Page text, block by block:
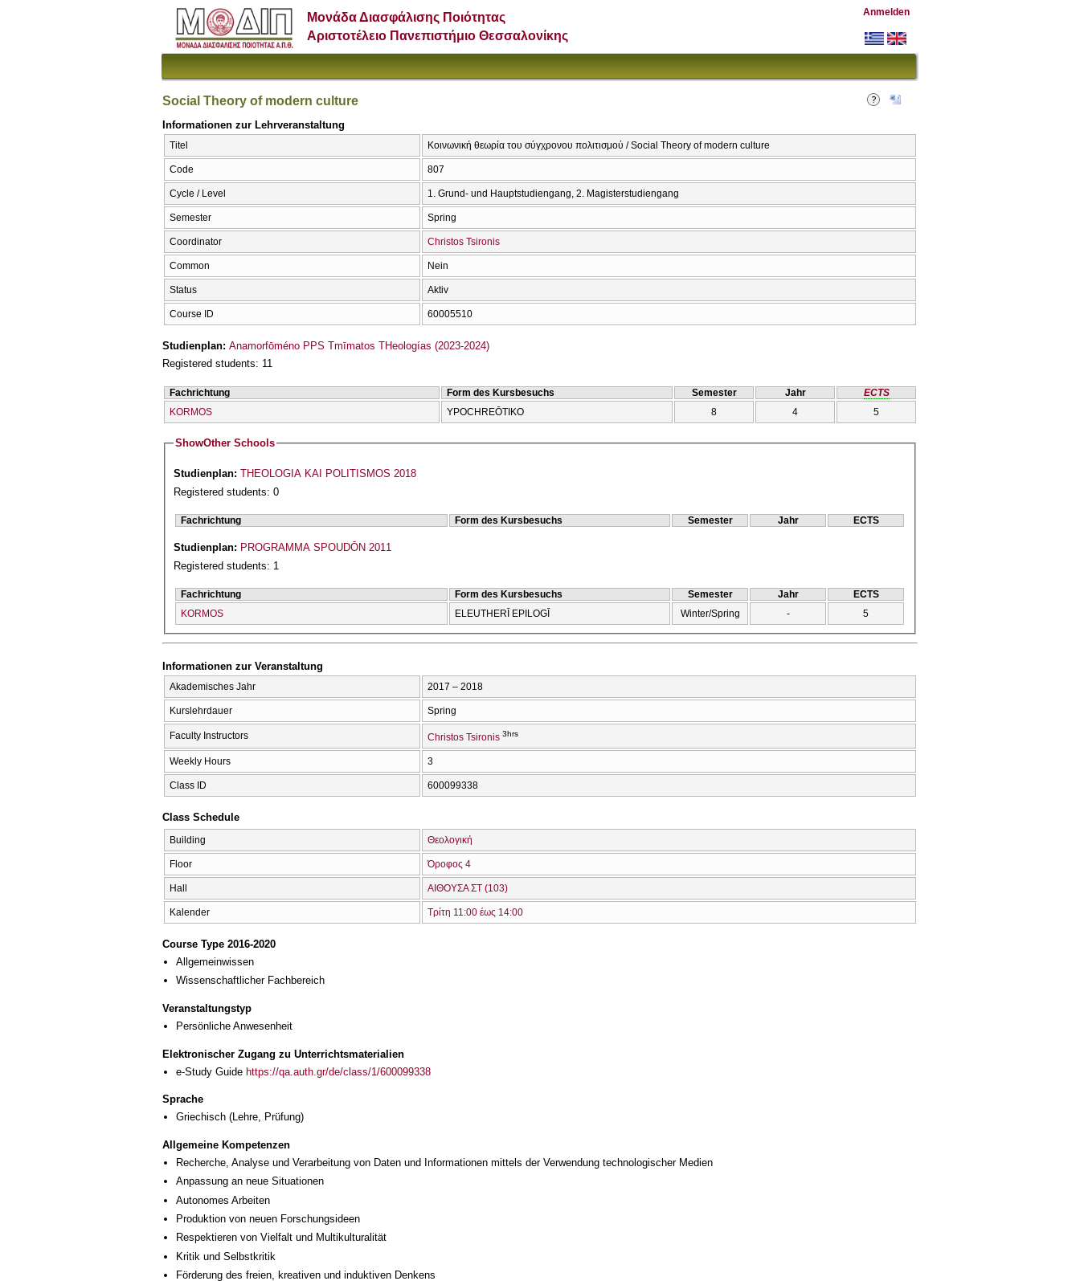
Μονάδα Διασφάλισης Ποιότητας
Αριστοτέλειο Πανεπιστήμιο Θεσσαλονίκης
Anmelden
Social Theory of modern culture
Informationen zur Lehrveranstaltung
Titel Κοινωνική θεωρία του σύγχρονου πολιτισμού / Social Theory of modern culture
Code 807
Cycle / Level 1. Grund- und Hauptstudiengang, 2. Magisterstudiengang
Semester Spring
Coordinator Christos Tsironis
Common Nein
Status Aktiv
Course ID 60005510
Studienplan: Anamorfōméno PPS Tmīmatos THeologías (2023-2024)
Registered students: 11
Fachrichtung Form des Kursbesuchs Semester Jahr
ECTS
KORMOS
YPOCΗREŌTIKO 8 4 5
ShowOther Schools
Studienplan:THEOLOGIA KAI POLITISMOS 2018
Registered students: 0
Fachrichtung Form des Kursbesuchs Semester Jahr ECTS
Studienplan: PROGRAMMA SPOUDŌN 2011
Registered students: 1
Fachrichtung Form des Kursbesuchs Semester Jahr
ECTS
KORMOS
ELEUTHERĪ EPILOGĪ Winter/Spring - 5
Informationen zur Veranstaltung
Akademisches Jahr 2017 – 2018
Kurslehrdauer Spring
Faculty Instructors Christos Tsironis 3hrs
Weekly Hours 3
Class ID 600099338
Class Schedule
Building Θεολογική
Floor Όροφος 4
Hall ΑΙΘΟΥΣΑ ΣΤ (103)
Kalender Τρίτη 11:00 έως 14:00
Course Type 2016-2020
Allgemeinwissen
Wissenschaftlicher Fachbereich
Veranstaltungstyp
Persönliche Anwesenheit
Elektronischer Zugang zu Unterrichtsmaterialien
e-Study Guide https://qa.auth.gr/de/class/1/600099338
Sprache
Griechisch (Lehre, Prüfung)
Allgemeine Kompetenzen
Recherche, Analyse und Verarbeitung von Daten und Informationen mittels der Verwendung technologischer Medien
Anpassung an neue Situationen
Autonomes Arbeiten
Produktion von neuen Forschungsideen
Respektieren von Vielfalt und Multikulturalität
Kritik und Selbstkritik
Förderung des freien, kreativen und induktiven Denkens